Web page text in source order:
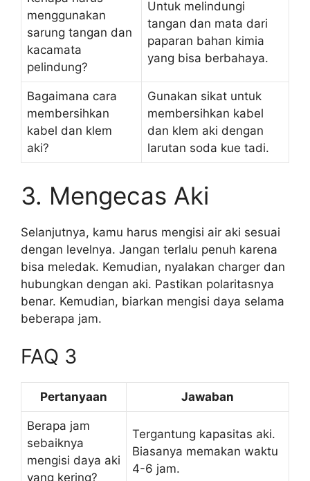
menggunakan
sarung tangan dan
kacamata
pelindung?
Untuk melindungi
tangan dan mata dari
paparan bahan kimia
yang bisa berbahaya.
Bagaimana cara
membersihkan
kabel dan klem
aki?
Gunakan sikat untuk
membersihkan kabel
dan klem aki dengan
larutan soda kue tadi.
3. Mengecas Aki
Selanjutnya, kamu harus mengisi air aki sesuai
dengan levelnya. Jangan terlalu penuh karena
bisa meledak. Kemudian, nyalakan charger dan
hubungkan dengan aki. Pastikan polaritasnya
benar. Kemudian, biarkan mengisi daya selama
beberapa jam.
FAQ 3
Pertanyaan Jawaban
Berapa jam
sebaiknya
mengisi daya aki
yang kering?
Tergantung kapasitas aki.
Biasanya memakan waktu
4-6 jam.